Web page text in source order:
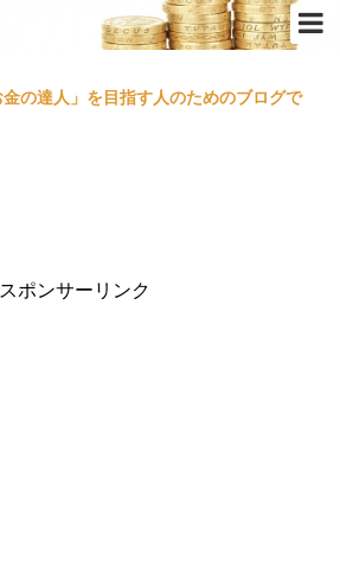
の達人」を目指す人のためのブログで
スポンサーリンク